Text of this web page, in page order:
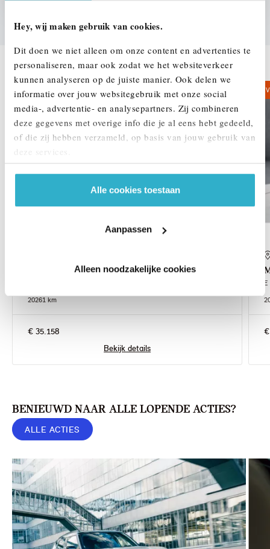
Hey, wij maken gebruik van cookies.
Dit doen we niet alleen om onze content en advertenties te
personaliseren, maar ook zodat we het websiteverkeer
kunnen analyseren op de juiste manier. Ook delen we
informatie over jouw websitegebruik met onze social
media-, advertentie- en analysepartners. Zij combineren
deze gegevens met overige info die je al eens hebt gedeeld,
of die zij hebben verzameld, op basis van jouw gebruik van
deze services.
Alle cookies toestaan
Aanpassen
Alleen noodzakelijke cookies
DEZE ZIJN VERGELIJKBAAR
Aceman
20261 km
€ 35.158
Bekijk details
E
BENIEUWD NAAR ALLE LOPENDE ACTIES?
ALLE ACTIES